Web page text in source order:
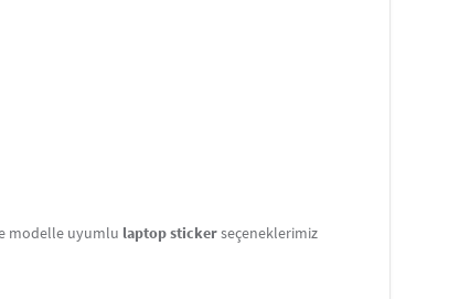
modelle uyumlu laptop stickerseçeneklerimiz